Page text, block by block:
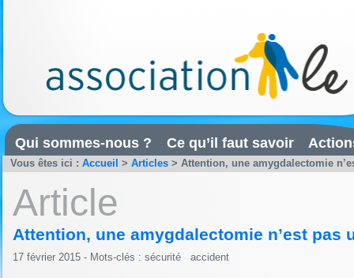
Qui sommes-nous ? Ce qu’il faut savoir
Vous êtes ici : Accueil > Articles > Attention, une amygdalectomie
Article
Attention, une amygdalectomie n’est pas
17 février 2015 - Mots-clés : sécurité accident